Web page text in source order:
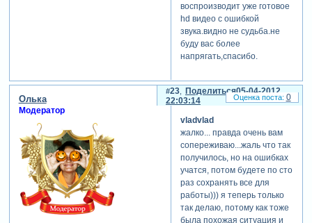
воспроизводит уже готовое
hd видео с ошибкой
звука.видно не судьба.не
буду вас более
напрягать,спасибо.
Поделиться
23
05-04-2012
22:03:14
Олька
Модератор
vladvlad
жалко... правда очень вам
сопереживаю...жаль что так
получилось, но на ошибках
учатся, потом будете по сто
раз сохранять все для
работы))) я теперь только
так делаю, потому как тоже
была похожая ситуация и
0